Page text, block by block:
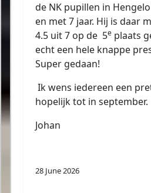
de NK pupillen in
en met 7 jaar. Hij is daar
4.5 uit 7 op de 5e plaats
echt een hele knappe
Super gedaan!
Ik wens iedereen een
hopelijk tot in september.
Johan
28 June 2026